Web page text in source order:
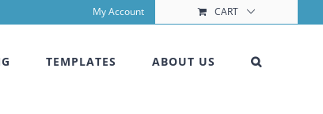
My Account CART
TEMPLATES ABOUT US